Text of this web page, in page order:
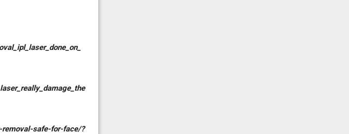
safe-for-face/?